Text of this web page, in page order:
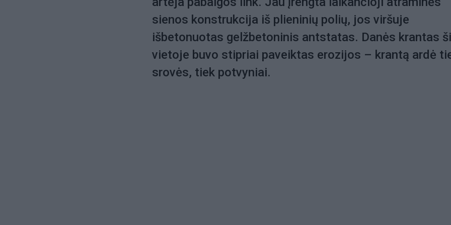
sienos konstrukcija iš plieninių polių, jos viršuje
išbetonuotas gelžbetoninis antstatas. Danės krantas
vietoje buvo stipriai paveiktas erozijos – krantą ardė
srovės, tiek potvyniai.